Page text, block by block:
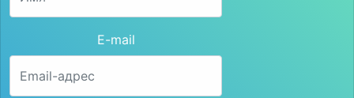
E-mail